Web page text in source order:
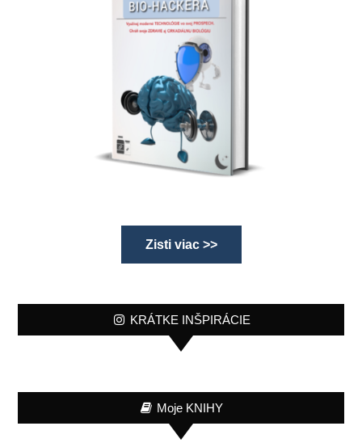
Zisti viac >>
KRÁTKE INŠPIRÁCIE
Moje KNIHY